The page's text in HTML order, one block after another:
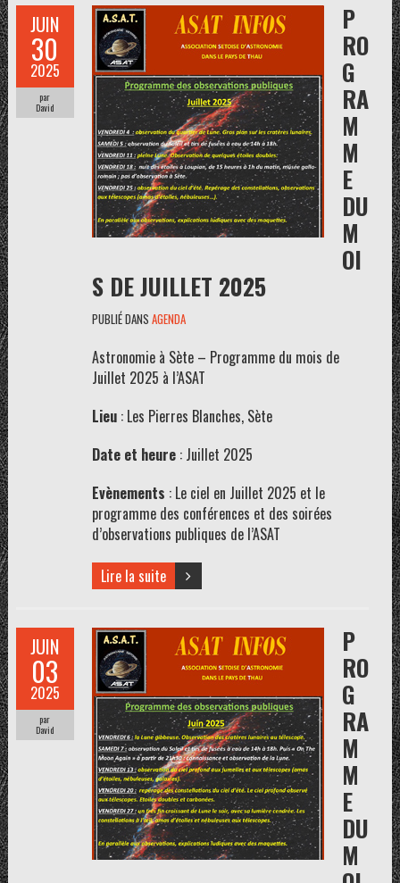
JUIN
30
2025
par
David
P
RO
G
RA
M
M
E
DU
M
OI
S DE JUILLET 2025
PUBLIÉ DANS AGENDA
Astronomie à Sète – Programme du mois de
Juillet 2025 à l’ASAT
Lieu : Les Pierres Blanches, Sète
Date et heure: Juillet 2025
Evènements : Le ciel en Juillet 2025 et le
programme des conférences et des soirées
d’observations publiques de l’ASAT
Lire la suite
JUIN
03
2025
par
David
P
RO
G
RA
M
M
E
DU
M